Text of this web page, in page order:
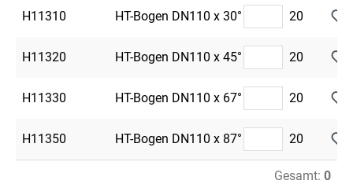
H11310 HT-Bogen DN110 x 30° 20
H11320 HT-Bogen DN110 x 45° 20
H11330 HT-Bogen DN110 x 67° 20
H11350 HT-Bogen DN110 x 87° 20
Gesamt: 0